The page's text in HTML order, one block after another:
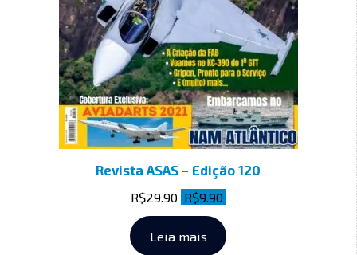
Revista ASAS – Edição 120
R$29.90 R$9.90
Leia mais